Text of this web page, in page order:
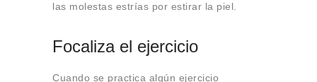
las molestas estrías por estirar la piel.
Focaliza el ejercicio
Cuando se practica algún ejercicio